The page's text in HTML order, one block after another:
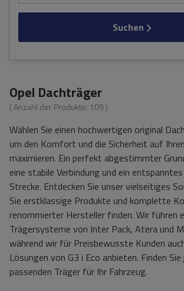
Suchen
Opel Dachträger
( Anzahl der Produkte: 109 )
Wählen Sie einen hochwertigen original
um den Komfort und die Sicherheit auf
maximieren. Ein perfekt abgestimmter
eine stabile Verbindung und ein
Strecke. Entdecken Sie unser vielseitiges
Sie erstklassige Produkte und komplette
renommierter Hersteller finden. Wir führen
Trägersysteme von Inter Pack, Atera und
während wir für Preisbewusste Kunden
Lösungen von G3 i Eco anbieten. Finden
passenden Träger für Ihr Fahrzeug.